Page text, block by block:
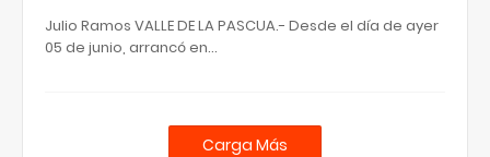
Julio Ramos VALLE DE LA PASCUA.- Desde el día de ayer
05 de junio, arrancó en…
Carga Más